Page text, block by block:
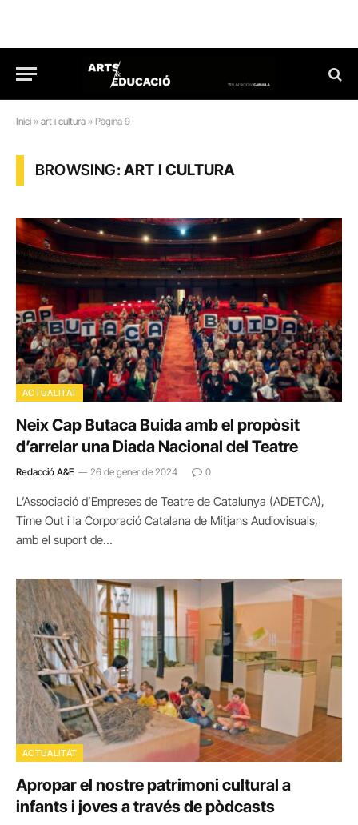
Inici » art i cultura » Pàgina 9
BROWSING:ART I CULTURA
ACTUALITAT
Neix Cap Butaca Buida amb el propòsit
d’arrelar una Diada Nacional del Teatre
Redacció A&E 26 de gener de 2024 0
L’Associació d’Empreses de Teatre de Catalunya (ADETCA),
Time Out i la Corporació Catalana de Mitjans Audiovisuals,
amb el suport de…
ACTUALITAT
Apropar el nostre patrimoni cultural a
infants i joves a través de pòdcasts